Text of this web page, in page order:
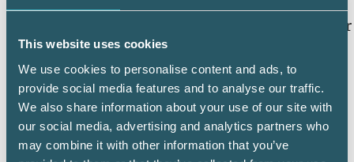
This website uses cookies
We use cookies to personalise content and ads, to
provide social media features and to analyse our traffic.
We also share information about your use of our site with
our social media, advertising and analytics partners who
may combine it with other information that you’ve
under vecka 23. Om du däremot har skatt att
betala får du ditt slutskattebesked i september
och då måste skatten finnas på Skatteverkets
konto senast den 12 december.
Har du deklarerat på papper? Då får du ditt
slutskattebesked i september. Skatt att få
tillbaka betalas ut till ditt konto under vecka
36. Om du har skatt att betala ska skatten